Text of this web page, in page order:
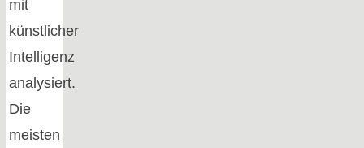
mit
künstlicher
Intelligenz
analysiert.
Die
meisten